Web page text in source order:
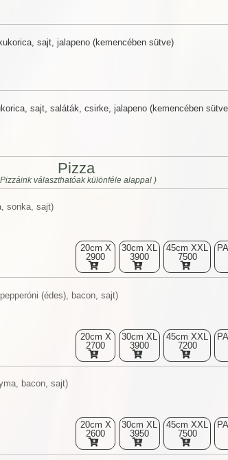
sajt, jalapeno (kemencében sütve)
sajt, saláták, csirke, jalapeno (kemencében
Pizza
választhatóak különféle alappal )
sonka, sajt)
20cm X
2900
30cm XL
3900
45cm XXL
7500
(édes), bacon, sajt)
20cm X
2700
30cm XL
3900
45cm XXL
7200
bacon, sajt)
20cm X
2600
30cm XL
3950
45cm XXL
7500